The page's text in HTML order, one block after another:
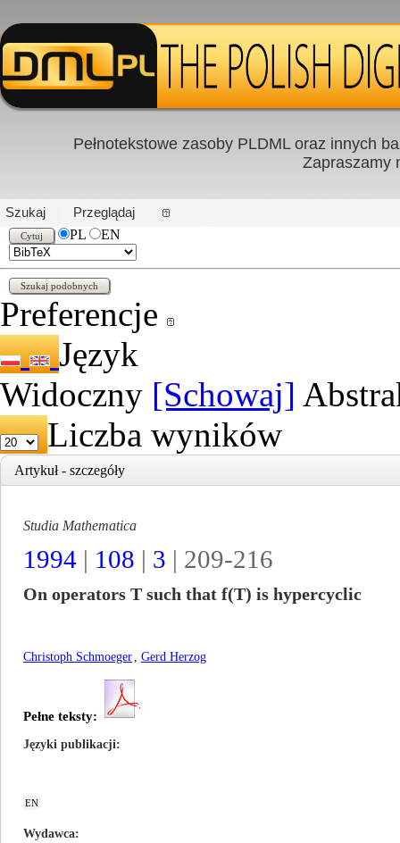
PL|EN
Pełnotekstowe zasoby PLDML oraz innych
Zapraszamy
Szukaj
Przeglądaj
PL
EN
Preferencje
Język
Widoczny [Schowaj]
Liczba wyników
Artykuł - szczegóły
Studia Mathematica
1994 | 108 | 3 | 209-216
On operators T such that f(T) is hypercyclic
Christoph Schmoeger , Gerd Herzog
Pełne teksty:
Języki publikacji
EN
Wydawca